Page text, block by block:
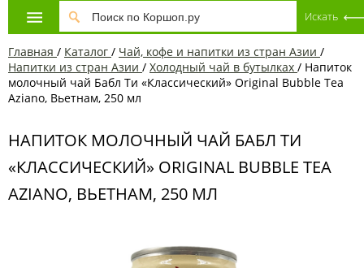
Главная / Каталог / Чай, кофе и напитки из стран Азии /
Напитки из стран Азии / Холодный чай в бутылках / Напиток
молочный чай Бабл Ти «Классический» Original Bubble Tea
Aziano, Вьетнам, 250 мл
НАПИТОК МОЛОЧНЫЙ ЧАЙ БАБЛ ТИ
«КЛАССИЧЕСКИЙ» ORIGINAL BUBBLE TEA
AZIANO, ВЬЕТНАМ, 250 МЛ